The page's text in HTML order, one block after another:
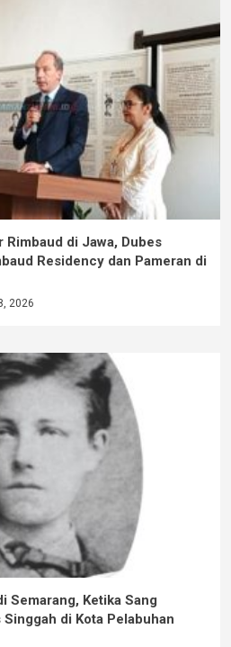
di Jawa, Dubes
Residency dan Pameran di
2026
Semarang, Ketika Sang
di Kota Pelabuhan